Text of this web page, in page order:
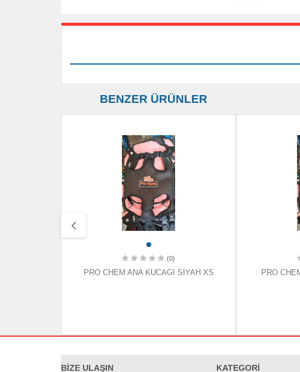
BENZER ÜRÜNLER
(0)
PRO CHEM ANA KUCAGI SIYAH XS PRO
BİZE ULAŞIN KATEGORİ